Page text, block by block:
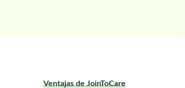
Ventajas de JoinToCare